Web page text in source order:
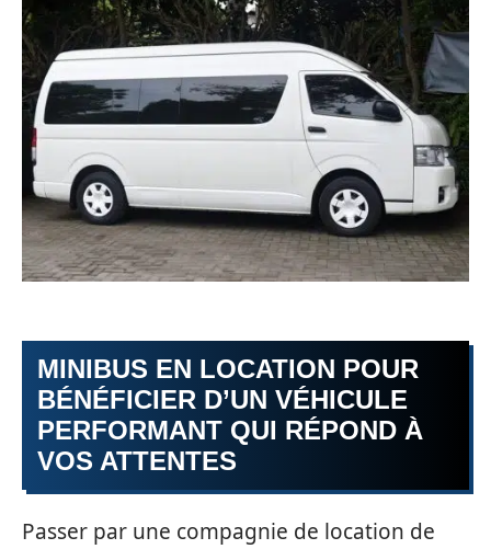
MINIBUS EN LOCATION POUR
BÉNÉFICIER D’UN VÉHICULE
PERFORMANT QUI RÉPOND À
VOS ATTENTES
Passer par une compagnie de location de